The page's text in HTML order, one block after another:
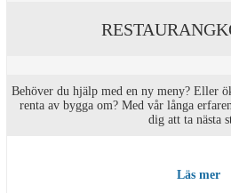
Behöver du hjälp med en ny meny? Eller
renta av bygga om? Med vår långa
dig att ta nästa
Läs mer